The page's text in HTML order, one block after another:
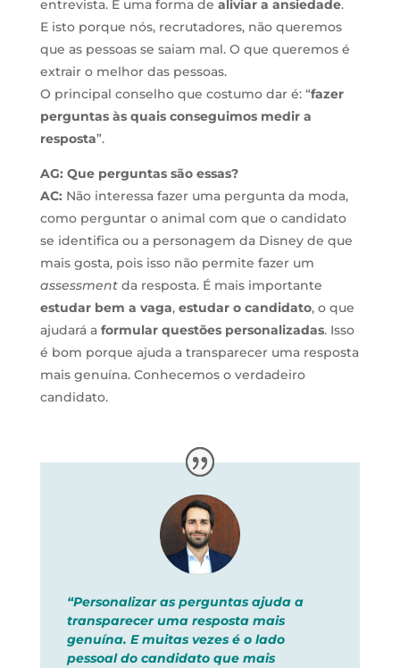
entrevista. É uma forma de aliviar a ansiedade.
E isto porque nós, recrutadores, não queremos
que as pessoas se saiam mal. O que queremos é
extrair o melhor das pessoas.
O principal conselho que costumo dar é: “fazer
perguntas às quais conseguimos medir a
resposta”.
AG: Que perguntas são essas?
AC: Não interessa fazer uma pergunta da moda,
como perguntar o animal com que o candidato
se identifica ou a personagem da Disney de que
mais gosta, pois isso não permite fazer um
assessmentda resposta. É mais importante
estudar bem a vaga, estudar o candidato, o que
ajudará a formular questões personalizadas. Isso
é bom porque ajuda a transparecer uma resposta
mais genuína. Conhecemos o verdadeiro
candidato.
“Personalizar as perguntas ajuda a
transparecer uma resposta mais
genuína. E muitas vezes é o lado
pessoal do candidato que mais